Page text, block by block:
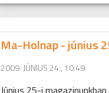
Ma-Holnap - június
2009. JÚNIUS 24., 10:49
Június 25-i